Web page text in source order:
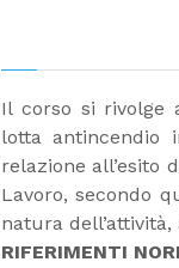
Il corso si rivolge
lotta antincendio
relazione all’esito
Lavoro, secondo
natura
RIFERIMENTI